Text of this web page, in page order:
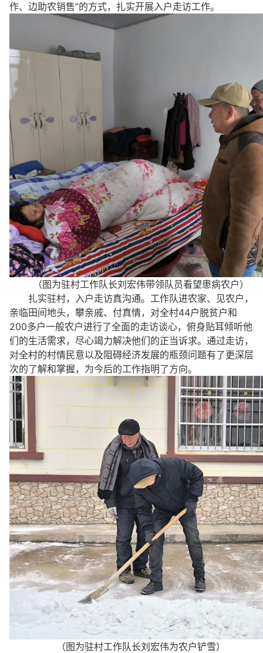
作、边助农销售”的方式，扎实开展入户走访工作。
（图为驻村工作队长刘宏伟带领队员看望患病农户）
扎实驻村，入户走访真沟通。工作队进农家、见农户，
亲临田间地头，攀亲戚、付真情，对全村44户脱贫户和
200多户一般农户进行了全面的走访谈心，俯身贴耳倾听他
们的生活需求，尽心竭力解决他们的正当诉求。通过走访，
对全村的村情民意以及阻碍经济发展的瓶颈问题有了更深层
次的了解和掌握，为今后的工作指明了方向。
（图为驻村工作队长刘宏伟为农户铲雪）